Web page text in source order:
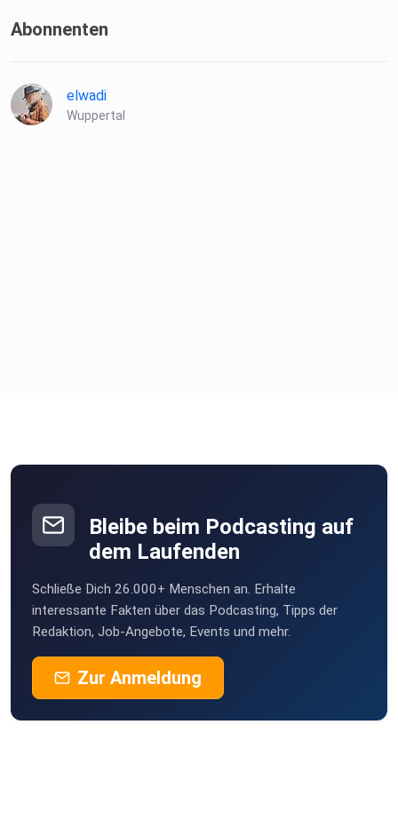
Abonnenten
elwadi
Wuppertal
Bleibe beim Podcasting auf
dem Laufenden
Schließe Dich 26.000+ Menschen an. Erhalte
interessante Fakten über das Podcasting, Tipps der
Redaktion, Job-Angebote, Events und mehr.
Zur Anmeldung